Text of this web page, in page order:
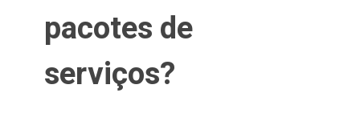
pacotes de
serviços?